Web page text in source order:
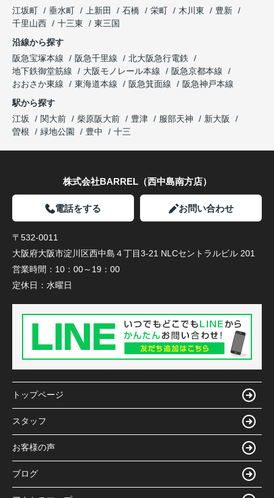
江坂町
垂水町 上新田 石橋 栄町 木川東
豊新
千里山西
十三東
東三国
沿線から探す
阪急宝塚本線
阪急千里線
北大阪急行電鉄
地下鉄御堂筋線
大阪モノレール本線
阪急京都本線
おおさか東線
東海道本線 阪急箕面線
阪急神戸本線
駅から探す
江坂
関大前 柴原阪大前 豊津 服部天神
新大阪
曽根
緑地公園 豊中 十三
株式会社BARREL（西中島南方店）
電話をする お問い合わせ
〒532-0011
大阪府大阪市淀川区西中島４丁目3-21 NLCセントラルビル 201
営業時間： 10：00～19：00
定休日： 水曜日
トップページ
スタッフ
お客様の声
ブログ